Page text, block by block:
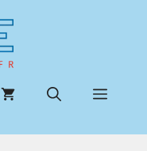
Menu